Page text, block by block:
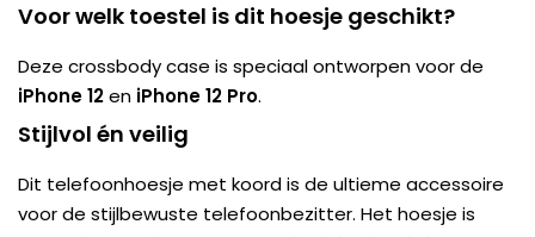
Voor welk toestel is dit hoesje geschikt?
Deze crossbody case is speciaal ontworpen voor de
iPhone 12en iPhone 12 Pro.
Stijlvol én veilig
Dit telefoonhoesje met koord is de ultieme accessoire
voor de stijlbewuste telefoonbezitter. Het hoesje is